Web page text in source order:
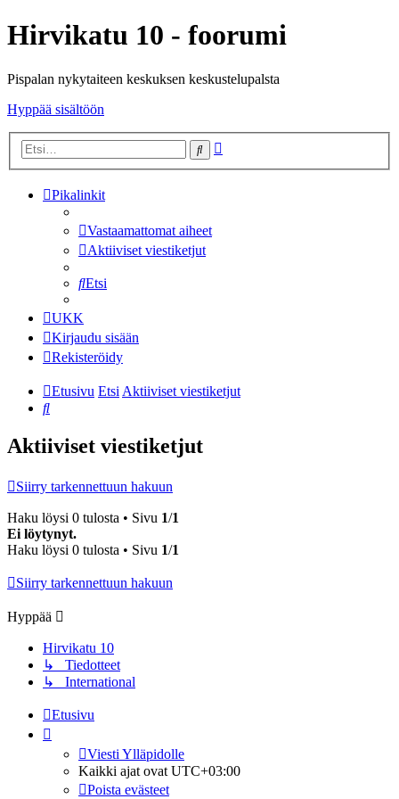
Hirvikatu 10 - foorumi
Pispalan nykytaiteen keskuksen keskustelupalsta
Hyppää sisältöön
Etsi
Pikalinkit
Vastaamattomat aiheet
Aktiiviset viestiketjut
Etsi
UKK
Kirjaudu sisään
Rekisteröidy
Etusivu EtsiAktiiviset viestiketjut
Etsi
Aktiiviset viestiketjut
Siirry tarkennettuun hakuun
Haku löysi 0 tulosta • Sivu 1/1
Ei löytynyt.
Haku löysi 0 tulosta • Sivu 1/1
Siirry tarkennettuun hakuun
Hyppää
Hirvikatu 10
↳ Tiedotteet
↳ International
Etusivu
Viesti Ylläpidolle
Kaikki ajat ovat UTC+03:00
Poista evästeet